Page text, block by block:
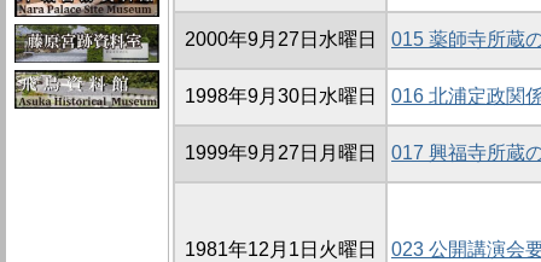
2000年9月27日水曜日 015 薬師寺所蔵
1998年9月30日水曜日 016 北浦定政関
1999年9月27日月曜日 017 興福寺所蔵
1981年12月1日火曜日 023 公開講演会